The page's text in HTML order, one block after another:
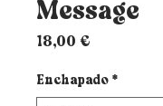
Message
18,00 €
Enchapado *